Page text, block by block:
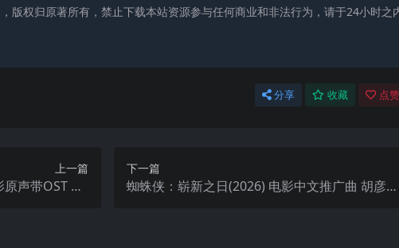
版权归原著所有，禁止下载本站资源参与任何商业和非法行为，请于24小时之
分享 收藏 点
上一篇
声带OST wa
下一篇
蜘蛛侠：崭新之日(2026) 电影中文推广曲 胡彦斌